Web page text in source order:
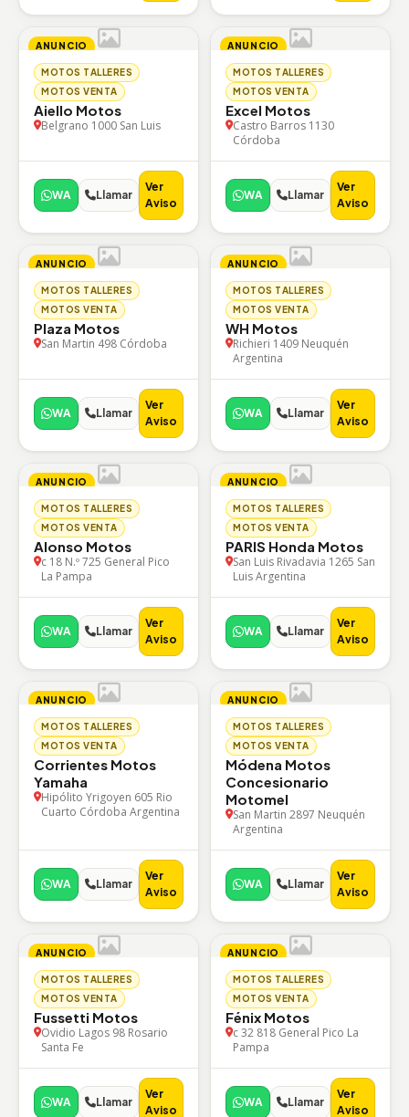
ANUNCIO
MOTOS TALLERES
MOTOS VENTA
Aiello Motos
Belgrano 1000 San Luis
WA Llamar
Ver
Aviso
ANUNCIO
MOTOS TALLERES
MOTOS VENTA
Excel Motos
Castro Barros 1130
Córdoba
WA Llamar
Ver
Aviso
ANUNCIO
MOTOS TALLERES
MOTOS VENTA
Plaza Motos
San Martin 498 Córdoba
WA Llamar
Ver
Aviso
ANUNCIO
MOTOS TALLERES
MOTOS VENTA
WH Motos
Richieri 1409 Neuquén
Argentina
WA Llamar
Ver
Aviso
ANUNCIO
MOTOS TALLERES
MOTOS VENTA
Alonso Motos
c 18 N.º 725 General Pico
La Pampa
WA Llamar
Ver
Aviso
ANUNCIO
MOTOS TALLERES
MOTOS VENTA
PARIS Honda Motos
San Luis Rivadavia 1265 San
Luis Argentina
WA Llamar
Ver
Aviso
ANUNCIO
MOTOS TALLERES
MOTOS VENTA
Corrientes Motos
Yamaha
Hipólito Yrigoyen 605 Rio
Cuarto Córdoba Argentina
WA Llamar
Ver
Aviso
ANUNCIO
MOTOS TALLERES
MOTOS VENTA
Módena Motos
Concesionario
Motomel
San Martin 2897 Neuquén
Argentina
WA Llamar
Ver
Aviso
ANUNCIO
MOTOS TALLERES
MOTOS VENTA
Fussetti Motos
Ovidio Lagos 98 Rosario
Santa Fe
WA Llamar
Ver
Aviso
ANUNCIO
MOTOS TALLERES
MOTOS VENTA
Fénix Motos
c 32 818 General Pico La
Pampa
WA Llamar
Ver
Aviso